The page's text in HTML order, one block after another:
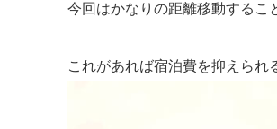
今回はかなりの距離移動するこ
これがあれば宿泊費を抑えられ